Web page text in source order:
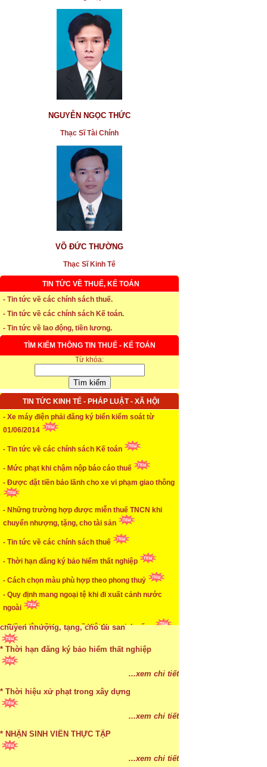
NGUYỄN NGỌC THỨC
Thạc Sĩ Tài Chính
VÕ ĐỨC THƯỜNG
Thạc Sĩ Kinh Tế
TIN TỨC VỀ THUẾ, KẾ TOÁN
- Tin tức về các chính sách thuế.
- Tin tức về các chính sách Kế toán.
- Tin tức về lao động, tiền lương.
TÌM KIẾM THÔNG TIN THUẾ - KẾ TOÁN
Từ khóa:
TIN TỨC KINH TẾ - PHÁP LUẬT - XÃ HỘI
- Xe máy điện phải đăng ký biển kiểm soát từ
01/06/2014
- Tin tức về các chính sách Kế toán
- Mức phạt khi chậm nộp báo cáo thuế
- Được đặt tiền bảo lãnh cho xe vi phạm giao thông
- Những trường hợp được miễn thuế TNCN khi
chuyển nhượng, tặng, cho tài sản
- Tin tức về các chính sách thuế
- Thời hạn đăng ký bảo hiểm thất nghiệp
- Cách chọn màu phù hợp theo phong thuỷ
- Quy định mang ngoại tệ khi đi xuất cảnh nước
ngoài
- Điều kiện hồi hương về Việt Nam sinh sống
* Thời hạn đăng ký bảo hiểm thất nghiệp
* Thời hiệu xử phạt trong xây dựng
* NHẬN SINH VIÊN THỰC TẬP
...xem chi tiết
* ĐÀO TẠO KẾ TOÁN THỰC HÀNH
...xem chi tiết
* TUYỂN DỤNG KẾ TOÁN (thường xuyên)
...xem chi tiết
* Cách chọn màu phù hợp theo phong thuỷ
* Mức phạt khi chậm nộp báo cáo thuế
...xem chi tiết
* Lập di chúc bằng miệng có cần đi công chứng
* Những trường hợp được miễn thuế TNCN khi
chuyển nhượng, tặng, cho tài sản
theo pháp luật
...xem chi tiết
* Thời hạn đăng ký bảo hiểm thất nghiệp
* Thời hiệu xử phạt trong xây dựng
* NHẬN SINH VIÊN THỰC TẬP